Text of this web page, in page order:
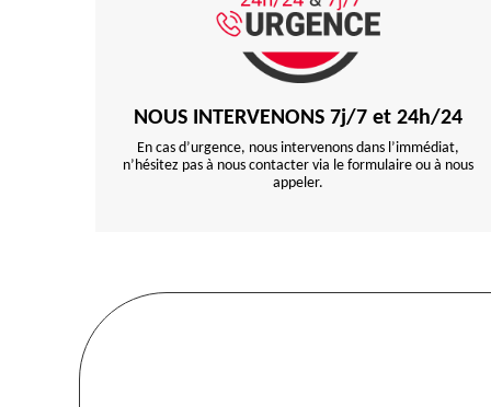
NOUS INTERVENONS 7j/7 et 24h/24
En cas d’urgence, nous intervenons dans l’immédiat,
n’hésitez pas à nous contacter via le formulaire ou à nous
appeler.